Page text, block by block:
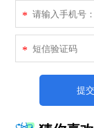
*
*